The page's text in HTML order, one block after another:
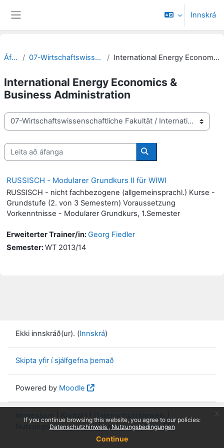
If you continue browsing this website, you agree to our policies:
Datenschutzhinweis
Nutzungsbedingungen
Continue
Innskrá
Áfangar 07-Wirtschaftswissenschaftliche Fakultät International Energy Economics & Business Administration
International Energy Economics &
Business Administration
Deildir/brautir
Leita að áfanga
Leita að áfanga
RUSSISCH - Modularer Grundkurs II für WIWI
RUSSISCH - nicht fachbezogene (allgemeinsprachl.) Kurse -
Grundstufe (2. von 3 Semestern) Voraussetzung
Vorkenntnisse - Modularer Grundkurs, 1.Semester
Erweiterter Trainer/in:Georg Fiedler
Semester:WT 2013/14
Ekki innskráð(ur). (Innskrá)
Skipta yfir í sjálfgefna þemað
Powered by Moodle
Impressum Kontakt Datenschutzhinweis
Nutzungsbedingungen|Knowledge Base